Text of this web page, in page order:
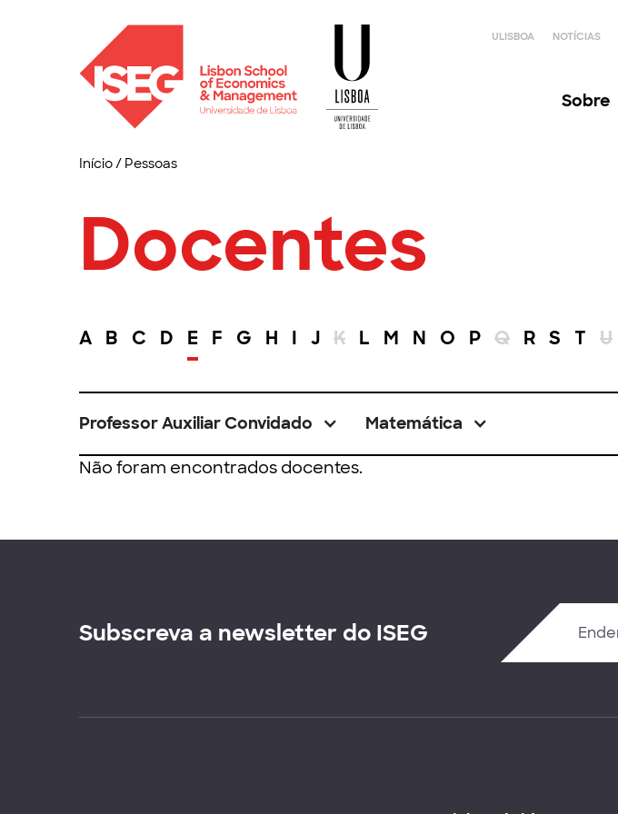
ULISBOA NOTÍCIAS
Sobre
Início/ Pessoas
Docentes
A B C D E F G H I J K L M N O P Q R S T U
Professor Auxiliar Convidado Matemática
Não foram encontrados docentes.
Subscreva a newsletter do ISEG